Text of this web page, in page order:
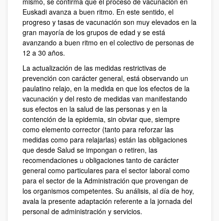
Euskadi avanza a buen ritmo. En este sentido, el
progreso y tasas de vacunación son muy elevados en la
gran mayoría de los grupos de edad y se está
avanzando a buen ritmo en el colectivo de personas de
12 a 30 años.
La actualización de las medidas restrictivas de
prevención con carácter general, está observando un
paulatino relajo, en la medida en que los efectos de la
vacunación y del resto de medidas van manifestando
sus efectos en la salud de las personas y en la
contención de la epidemia, sin obviar que, siempre
como elemento corrector (tanto para reforzar las
medidas como para relajarlas) están las obligaciones
que desde Salud se impongan o retiren, las
recomendaciones u obligaciones tanto de carácter
general como particulares para el sector laboral como
para el sector de la Administración que provengan de
los organismos competentes. Su análisis, al día de hoy,
avala la presente adaptación referente a la jornada del
personal de administración y servicios.